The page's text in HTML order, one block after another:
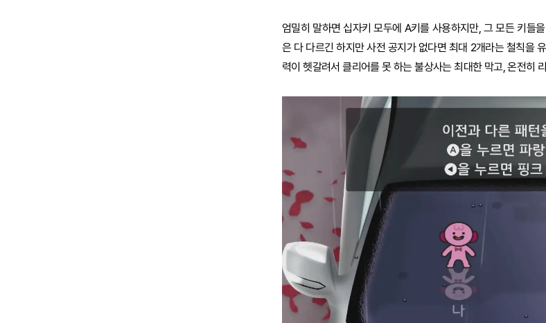
엄밀히 말하면 십자키 모두에 A키를 사용하지만, 그 모든 키들
은 다 다르긴 하지만 사전 공지가 없다면 최대 2개라는 철칙을
력이 헷갈려서 클리어를 못 하는 불상사는 최대한 막고, 온전히